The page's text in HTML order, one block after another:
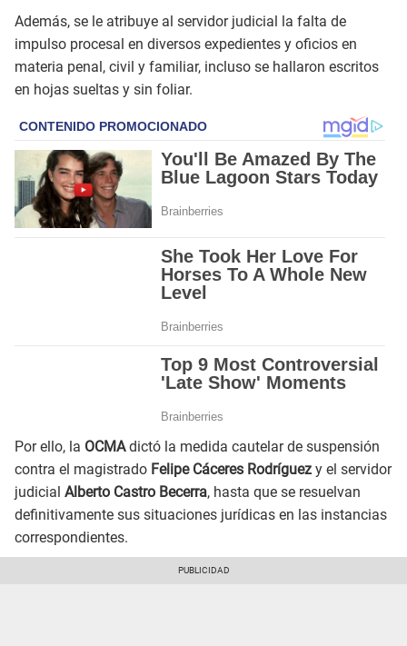
Además, se le atribuye al servidor judicial la falta de
impulso procesal en diversos expedientes y oficios en
materia penal, civil y familiar, incluso se hallaron escritos
en hojas sueltas y sin foliar.
Por ello, la OCMAdictó la medida cautelar de suspensión
contra el magistrado Felipe Cáceres Rodríguez y el servidor
judicial Alberto Castro Becerra, hasta que se resuelvan
definitivamente sus situaciones jurídicas en las instancias
correspondientes.